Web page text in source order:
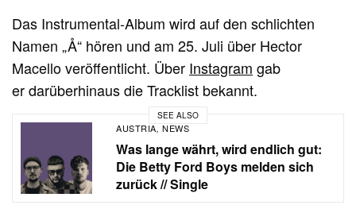
Das Instrumental-Album wird auf den schlichten
Namen „Å“ hören und am 25. Juli über Hector
Macello veröffentlicht. Über Instagram gab
er darüberhinaus die Tracklist bekannt.
SEE ALSO
AUSTRIA, NEWS
Was lange währt, wird endlich gut:
Die Betty Ford Boys melden sich
zurück // Single